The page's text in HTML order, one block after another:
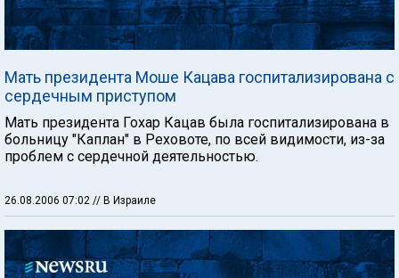
Мать президента Моше Кацава госпитализирована с
сердечным приступом
Мать президента Гохар Кацав была госпитализирована в
больницу "Каплан" в Реховоте, по всей видимости, из-за
проблем с сердечной деятельностью.
26.08.2006 07:02 // В Израиле